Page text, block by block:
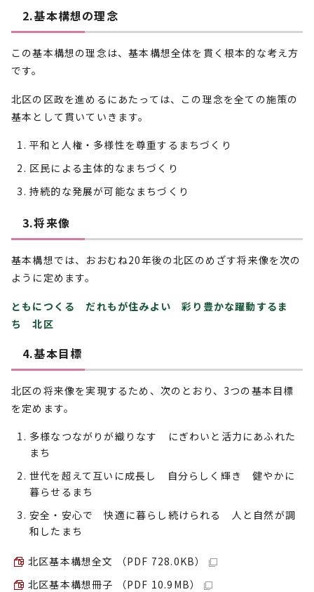
2.基本構想の理念
この基本構想の理念は、基本構想全体を貫く根本的な考え方
です。
北区の区政を進めるにあたっては、この理念を全ての施策の
基本として貫いていきます。
平和と人権・多様性を尊重するまちづくり
区民による主体的なまちづくり
持続的な発展が可能なまちづくり
3.将来像
基本構想では、おおむね20年後の北区のめざす将来像を次の
ように定めます。
ともにつくる だれもが住みよい 彩り豊かな躍動するま
ち 北区
4.基本目標
北区の将来像を実現するため、次のとおり、3つの基本目標
を定めます。
多様なつながりが織りなす にぎわいと活力にあふれた
まち
世代を超えて互いに成長し 自分らしく輝き 健やかに
暮らせるまち
安全・安心で 快適に暮らし続けられる 人と自然が調
和したまち
北区基本構想全文 （PDF 728.0KB）
北区基本構想冊子 （PDF 10.9MB）